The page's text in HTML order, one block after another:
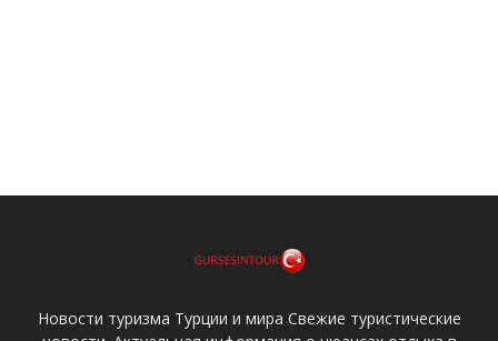
Новости туризма Турции и мира Свежие туристические